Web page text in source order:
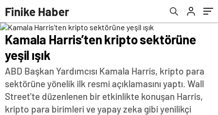
Finike Haber
Kamala Harris’ten kripto sektörüne
yeşil ışık
ABD Başkan Yardımcısı Kamala Harris, kripto para
sektörüne yönelik ilk resmi açıklamasını yaptı. Wall
Street'te düzenlenen bir etkinlikte konuşan Harris,
kripto para birimleri ve yapay zeka gibi yenilikçi